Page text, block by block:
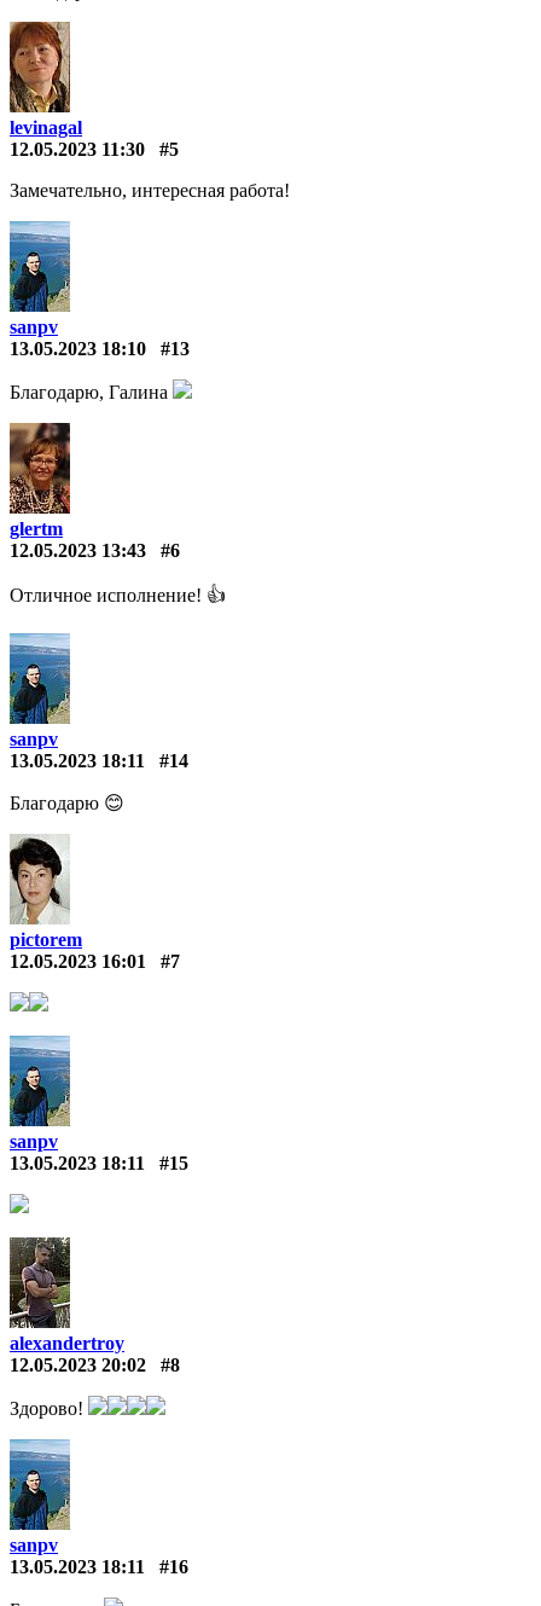
levinagal
12.05.2023 11:30
#5
Замечательно, интересная работа!
sanpv
13.05.2023 18:10
#13
Благодарю, Галина
glertm
12.05.2023 13:43
#6
Отличное исполнение! 👍
sanpv
13.05.2023 18:11
#14
Благодарю 😊
pictorem
12.05.2023 16:01
#7
sanpv
13.05.2023 18:11
#15
alexandertroy
12.05.2023 20:02
#8
Здорово!
sanpv
13.05.2023 18:11
#16